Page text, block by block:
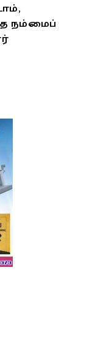
நம்மைப்